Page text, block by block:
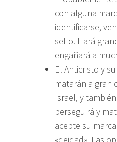
con alguna
identificarse,
sello. Hará
engañará a
El Anticristo y
matarán a gran
Israel, y
perseguirá y
acepte su